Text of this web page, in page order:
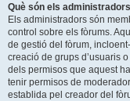
Què són els
Els administradors són
control sobre els fòrums.
de gestió del fòrum,
creació de grups d’usuaris
dels permisos que aquest
tenir permisos de
establida pel creador del